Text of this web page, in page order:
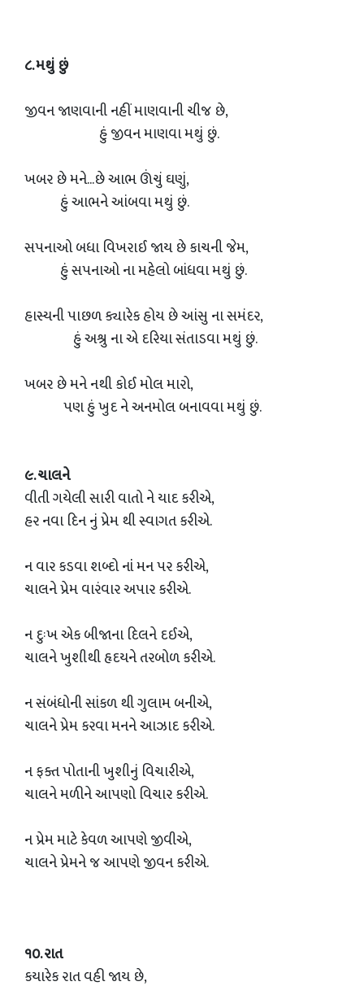
૮. મથું છું
જીવન જાણવાની નહીં માણવાની ચીજ છે,
હું જીવન માણવા મથું છું.
ખબર છે મને...છે આભ ઊંચું ઘણું,
હું આભને આંબવા મથું છું.
સપનાઓ બધા વિખરાઈ જાય છે કાચની જેમ,
હું સપનાઓ ના મહેલો બાંધવા મથું છું.
હાસ્યની પાછળ ક્યારેક હોય છે આંસુ ના સમંદર,
હું અશ્રુ ના એ દરિયા સંતાડવા મથું છું.
ખબર છે મને નથી કોઈ મોલ મારો,
પણ હું ખુદ ને અનમોલ બનાવવા મથું છું.
૯. ચાલને
વીતી ગયેલી સારી વાતો ને યાદ કરીએ,
હર નવા દિન નું પ્રેમ થી સ્વાગત કરીએ.
ન વાર કડવા શબ્દો નાંં મન પર કરીએ,
ચાલને પ્રેમ વારંવાર અપાર કરીએ.
ન દુઃખ એક બીજાના દિલને દઈએ,
ચાલને ખુશીથી હૃદયને તરબોળ કરીએ.
ન સંબંધોની સાંકળ થી ગુલામ બનીએ,
ચાલને પ્રેમ કરવા મનને આઝાદ કરીએ.
ન ફક્ત પોતાની ખુશીનું વિચારીએ,
ચાલને મળીને આપણો વિચાર કરીએ.
ન પ્રેમ માટે કેવળ આપણે જીવીએ,
ચાલને પ્રેમને જ આપણે જીવન કરીએ.
૧૦. રાત
કયારેક રાત વહી જાય છે,